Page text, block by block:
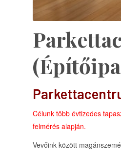
Célunk több évtizedes
felmérés alapján.
Vevőink között